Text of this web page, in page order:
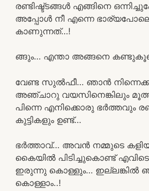
രണ്ടിഷ്ട്ടങ്ങൾ എങ്ങിനെ
അപ്പോൾ നീ എന്നെ
കാണുന്നത്…!
ങ്ങും… എന്താ അങ്ങനെ
വേണ്ട സുൽഫീ… ഞാൻ
അഞ്ചാറു വയസിനെങ്കിലും
പിന്നെ എനിക്കൊരു ഭർത്തവും
കുട്ടികളും ഉണ്ട്…
ഭർത്താവ്… അവൻ നമ്മുടെ
കൈയിൽ പിടിച്ചുകൊണ്ട് എവിടെ
ഇരുന്നു കൊള്ളും… ഇല്ലങ്കിൽ
കൊള്ളാം..!